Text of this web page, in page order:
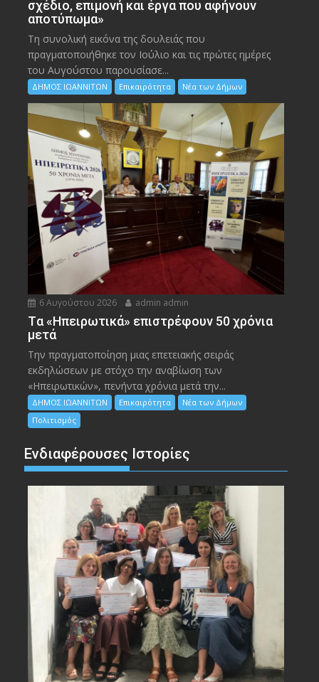
σχέδιο, επιμονή και έργα που αφήνουν
αποτύπωμα»
Τη συνολική εικόνα της δουλειάς που
πραγματοποιήθηκε τον Ιούλιο και τις πρώτες ημέρες
του Αυγούστου παρουσίασε...
ΔΗΜΟΣ ΙΩΑΝΝΙΤΩΝ Επικαιρότητα Νέα των Δήμων
6 Αυγούστου 2026 admin admin
Tα «Ηπειρωτικά» επιστρέφουν 50 χρόνια
μετά
Την πραγματοποίηση μιας επετειακής σειράς
εκδηλώσεων με στόχο την αναβίωση των
«Ηπειρωτικών», πενήντα χρόνια μετά την...
ΔΗΜΟΣ ΙΩΑΝΝΙΤΩΝ Επικαιρότητα
Νέα των Δήμων
Πολιτισμός
Ενδιαφέρουσες Ιστορίες